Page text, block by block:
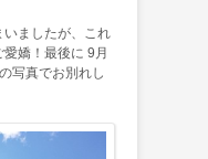
いましたが、これ
嬌！最後に 9月
写真でお別れし